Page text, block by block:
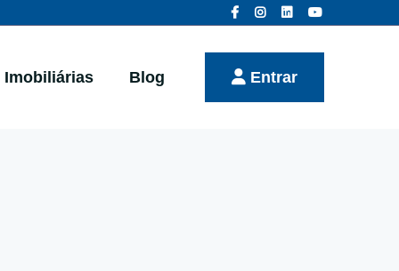
Imobiliárias Blog Entrar